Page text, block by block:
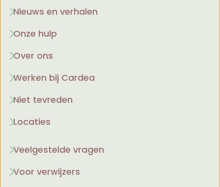
Nieuws en verhalen
Onze hulp
Over ons
Werken bij Cardea
Niet tevreden
Locaties
Veelgestelde vragen
Voor verwijzers